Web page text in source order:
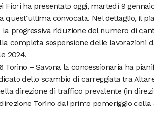
Fiori ha presentato oggi, martedì 9
quest’ultima convocata. Nel dettaglio, il
progressiva riduzione del numero di
completa sospensione delle lavorazioni
2024.
Torino – Savona la concessionaria ha
dello scambio di carreggiata tra
direzione di traffico prevalente (in
Torino dal primo pomeriggio della